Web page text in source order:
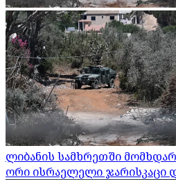
ლიბანის სამხრეთში
ორი ისრაელელი ჯარისკაცი